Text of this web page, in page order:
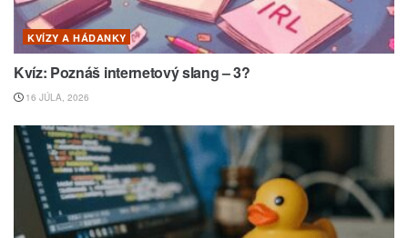
KVÍZY A HÁDANKY
Kvíz: Poznáš internetový slang – 3?
16 JÚLA, 2026